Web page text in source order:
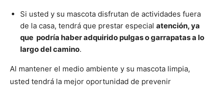
Si usted y su mascota disfrutan de actividades fuera
de la casa, tendrá que prestar especial atención, ya
que podría haber adquirido pulgas o garrapatas a lo
largo del camino.
Al mantener el medio ambiente y su mascota limpia,
usted tendrá la mejor oportunidad de prevenir